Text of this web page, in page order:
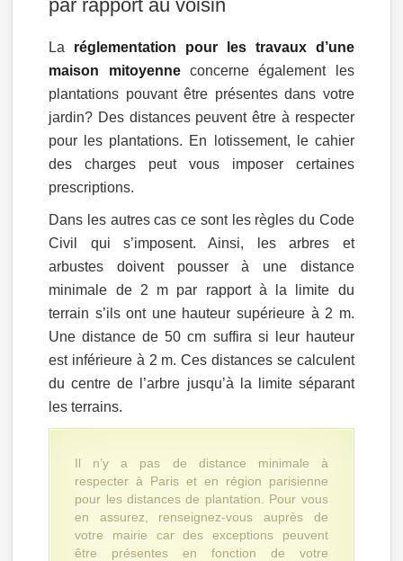
par rapport au voisin
La réglementation pour les travaux d’une
maison mitoyenneconcerne également les
plantations pouvant être présentes dans votre
jardin? Des distances peuvent être à respecter
pour les plantations. En lotissement, le cahier
des charges peut vous imposer certaines
prescriptions.
Dans les autres cas ce sont les règles du Code
Civil qui s’imposent. Ainsi, les arbres et
arbustes doivent pousser à une distance
minimale de 2 m par rapport à la limite du
terrain s’ils ont une hauteur supérieure à 2 m.
Une distance de 50 cm suffira si leur hauteur
est inférieure à 2 m. Ces distances se calculent
du centre de l’arbre jusqu’à la limite séparant
les terrains.
Il n’y a pas de distance minimale à
respecter à Paris et en région parisienne
pour les distances de plantation. Pour vous
en assurez, renseignez-vous auprès de
votre mairie car des exceptions peuvent
être présentes en fonction de votre